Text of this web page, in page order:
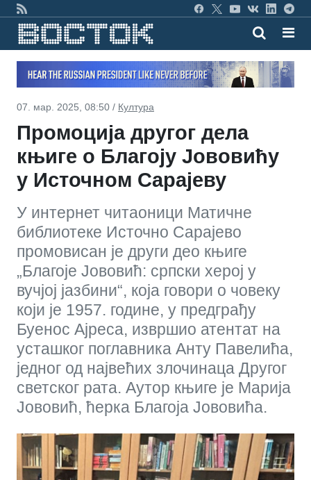
07. мар. 2025, 08:50 / Култура
Промоција другог дела
књиге о Благоју Јововићу
у Источном Сарајеву
У интернет читаоници Матичне
библиотеке Источно Сарајево
промовисан је други део књиге
„Благоје Јововић: српски херој у
вучјој јазбини“, која говори о човеку
који је 1957. године, у предграђу
Буенос Ајреса, извршио атентат на
усташког поглавника Анту Павелића,
једног од највећих злочинаца Другог
светског рата. Аутор књиге је Марија
Јововић, ћерка Благоја Јововића.